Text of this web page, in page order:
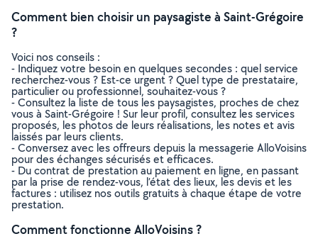
Comment bien choisir un paysagiste à Saint-Grégoire
?
Voici nos conseils :
- Indiquez votre besoin en quelques secondes : quel service
recherchez-vous ? Est-ce urgent ? Quel type de prestataire,
particulier ou professionnel, souhaitez-vous ?
- Consultez la liste de tous les paysagistes, proches de chez
vous à Saint-Grégoire ! Sur leur profil, consultez les services
proposés, les photos de leurs réalisations, les notes et avis
laissés par leurs clients.
- Conversez avec les offreurs depuis la messagerie AlloVoisins
pour des échanges sécurisés et efficaces.
- Du contrat de prestation au paiement en ligne, en passant
par la prise de rendez-vous, l’état des lieux, les devis et les
factures : utilisez nos outils gratuits à chaque étape de votre
prestation.
Comment fonctionne AlloVoisins ?